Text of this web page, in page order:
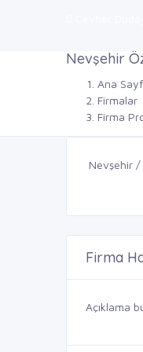
Nevşehir
Ana
Firmalar
Firma
Nevşehir /
Firma
Açıklama